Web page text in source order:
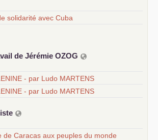
solidarité avec Cuba
de Jérémie OZOG
- par Ludo MARTENS
- par Ludo MARTENS
de Caracas aux peuples du monde